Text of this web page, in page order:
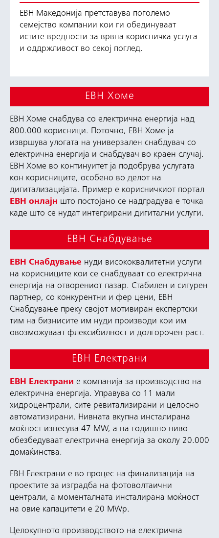
ЕВН Македонија претставува поголемо
семејство компании кои ги обединуваат
истите вредности за врвна корисничка услуга
и оддржливост во секој поглед.
ЕВН Хоме
ЕВН Хоме снабдува со електрична енергија над
800.000 корисници. Поточно, ЕВН Хоме ја
извршува улогата на универзален снабдувач со
електрична енергија и снабдувач во краен случај.
ЕВН Хоме во континуитет ја подобрува услугата
кон корисниците, особено во делот на
дигитализацијата. Пример е корисничкиот портал
ЕВН онлајн што постојано се надградува е точка
каде што се нудат интегрирани дигитални услуги.
ЕВН Снабдување
ЕВН Снабдување нуди висококвалитетни услуги
на корисниците кои се снабдуваат со електрична
енергија на отворениот пазар. Стабилен и сигурен
партнер, со конкурентни и фер цени, ЕВН
Снабдување преку својот мотивиран експертски
тим на бизнисите им нуди производи кои им
овозможуваат флексибилност и долгорочен раст.
ЕВН Електрани
ЕВН Електрани е компанија за производство на
електрична енергија. Управува со 11 мали
хидроцентрали, сите ревитализирани и целосно
автоматизирани. Нивната вкупна инсталирана
моќност изнесува 47 MW, a на годишно ниво
обезбедуваат електрична енергија за околу 20.000
домаќинства.
ЕВН Електрани e во процес на финализација на
проектите за изградба на фотоволтаични
централи, а моменталната инсталирана моќност
на овие капацитети е 20 MWp.
Целокупното производството на електрична